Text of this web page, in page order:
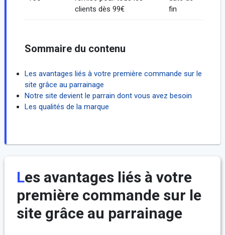
clients dès 99€
fin
Sommaire du contenu
Les avantages liés à votre première commande sur le
site grâce au parrainage
Notre site devient le parrain dont vous avez besoin
Les qualités de la marque
Les avantages liés à votre
première commande sur le
site grâce au parrainage